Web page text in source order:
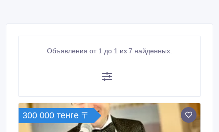
Объявления от 1 до 1 из 7 найденных.
300 000 тенге 〒